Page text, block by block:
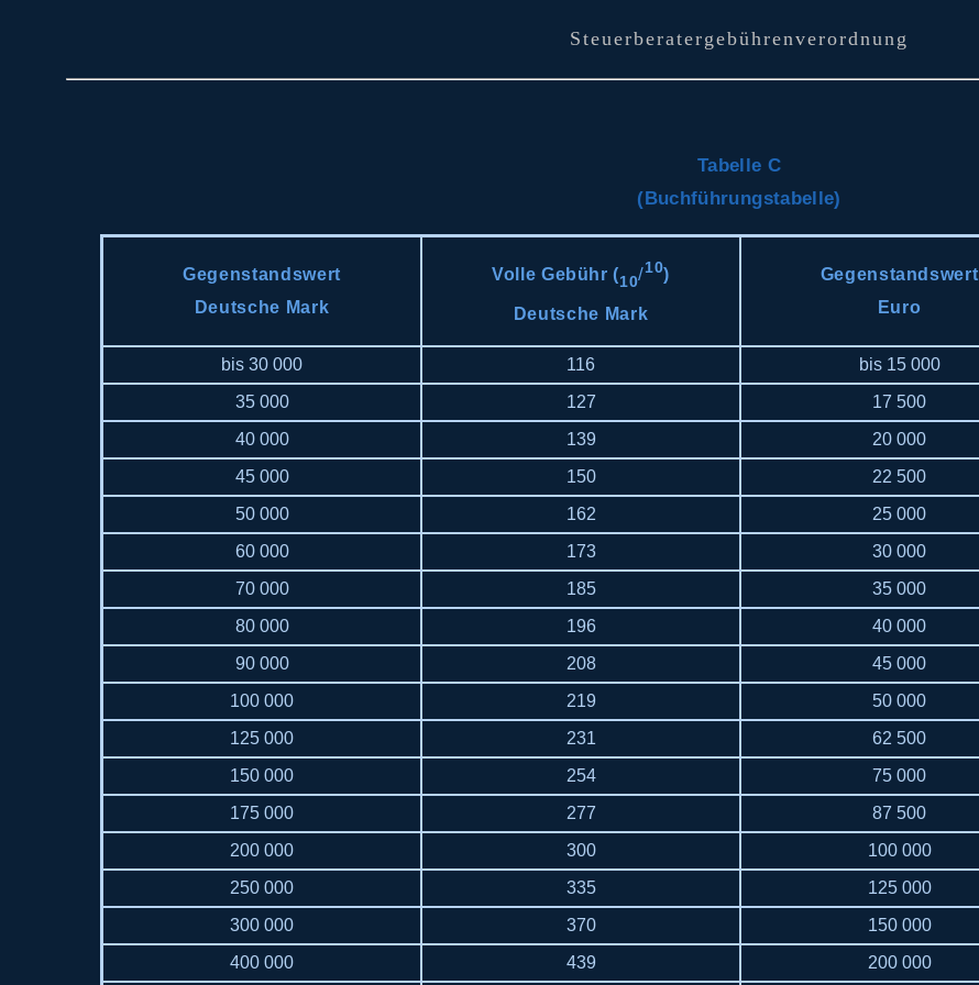
Steuerberatergebührenverordnung
Tabelle C
(Buchführungstabelle)
Gegenstandswert
Deutsche Mark
Volle Gebühr (10/10)
Deutsche Mark
Gegenstandswert
Euro
bis 30 000 116 bis 15 000
35 000
127 17 500
40 000
139 20 000
45 000
150 22 500
50 000
162 25 000
60 000
173 30 000
70 000
185 35 000
80 000
196 40 000
90 000
208 45 000
100 000
219 50 000
125 000
231 62 500
150 000
254 75 000
175 000
277 87 500
200 000
300 100 000
250 000
335 125 000
300 000
370 150 000
400 000
439 200 000